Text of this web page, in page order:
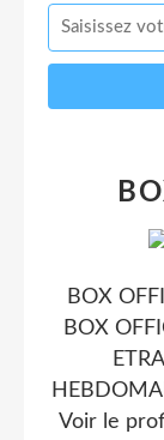
BOX
BOX
Voir le